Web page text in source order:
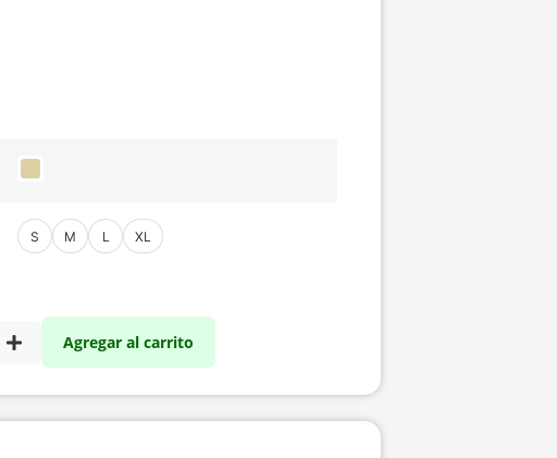
S M L XL
Agregar al carrito